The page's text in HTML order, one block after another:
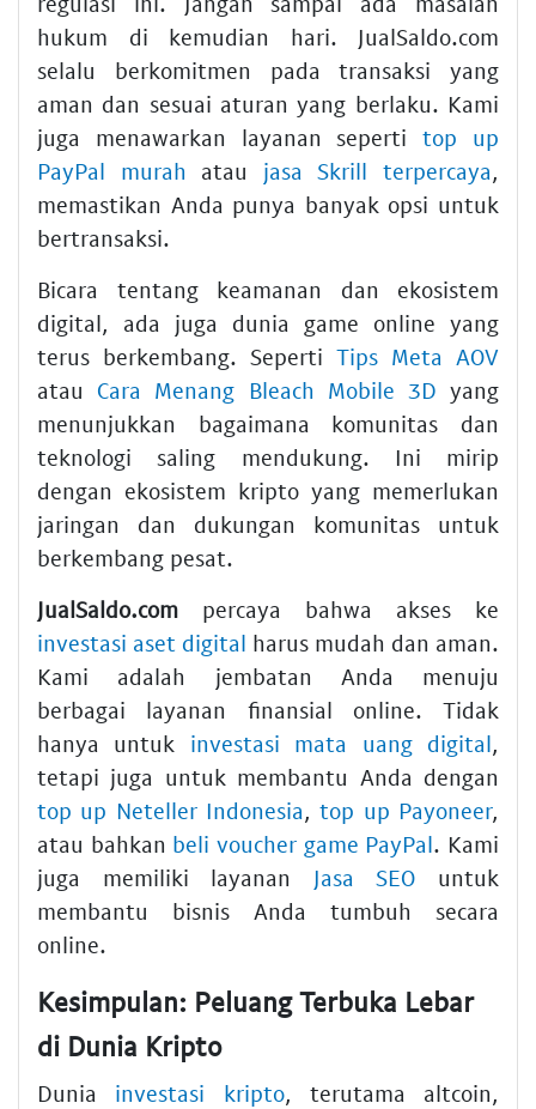
hukum di kemudian hari. JualSaldo.com
selalu berkomitmen pada transaksi yang
aman dan sesuai aturan yang berlaku. Kami
juga menawarkan layanan sepertitop up
PayPal murah atau jasa Skrill terpercaya
memastikan Anda punya banyak opsi untuk
bertransaksi.
Bicara tentang keamanan dan ekosistem
digital, ada juga dunia game online yang
terus berkembang. Seperti Tips Meta AOV
atau Cara Menang Bleach Mobile 3D yang
menunjukkan bagaimana komunitas dan
teknologi saling mendukung. Ini mirip
dengan ekosistem kripto yang memerlukan
jaringan dan dukungan komunitas untuk
berkembang pesat.
JualSaldo.com percaya bahwa akses ke
investasi aset digital harus mudah dan aman.
Kami adalah jembatan Anda menuju
berbagai layanan finansial online. Tidak
hanya untuk investasi mata uang digital
tetapi juga untuk membantu Anda dengan
top up Neteller Indonesia ,top up Payoneer,
atau bahkan beli voucher game PayPal. Kami
juga memiliki layanan Jasa SEO untuk
membantu bisnis Anda tumbuh secara
online.
Kesimpulan: Peluang Terbuka Lebar
di Dunia Kripto
Dunia investasi kripto, terutama altcoin,